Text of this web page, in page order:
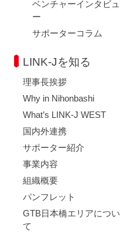
ベンチャーインタビュ
ー
サポーターコラム
LINK-Jを知る
理事長挨拶
Why in Nihonbashi
What’s LINK-J WEST
国内外連携
サポーター紹介
事業内容
組織概要
パンフレット
GTB日本橋エリアについ
て